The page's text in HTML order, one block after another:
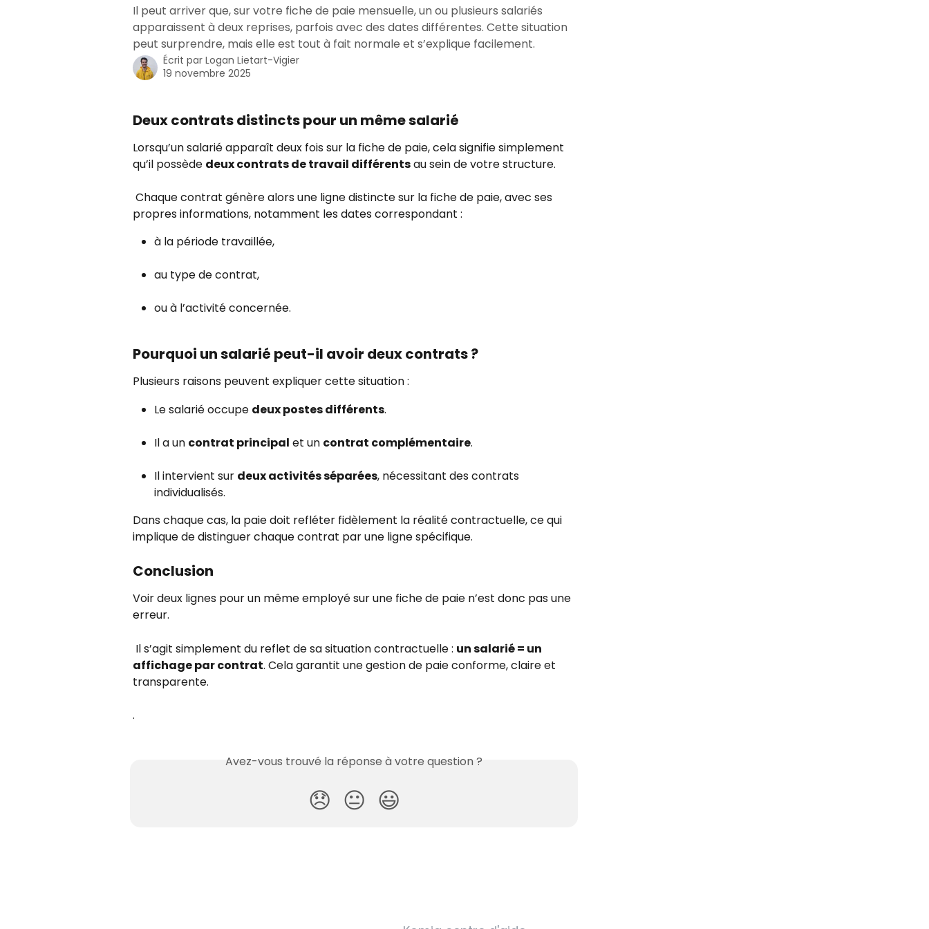
Il peut arriver que, sur votre fiche de paie mensuelle, un ou plusieurs salariés
apparaissent à deux reprises, parfois avec des dates différentes. Cette situation
peut surprendre, mais elle est tout à fait normale et s’explique facilement.
Écrit par Logan Lietart-Vigier
19 novembre 2025
Deux contrats distincts pour un même salarié
Lorsqu’un salarié apparaît deux fois sur la fiche de paie, cela signifie simplement
qu’il possède deux contrats de travail différents au sein de votre structure.
propres informations, notamment les dates correspondant :
à la période travaillée,
au type de contrat,
ou à l’activité concernée.
Pourquoi un salarié peut-il avoir deux contrats ?
Plusieurs raisons peuvent expliquer cette situation :
Le salarié occupe deux postes différents.
Il a un contrat principal et un contrat complémentaire.
Il intervient sur deux activités séparées, nécessitant des contrats
individualisés.
Dans chaque cas, la paie doit refléter fidèlement la réalité contractuelle, ce qui
implique de distinguer chaque contrat par une ligne spécifique.
Conclusion
Voir deux lignes pour un même employé sur une fiche de paie n’est donc pas une
erreur.
Il s’agit simplement du reflet de sa situation contractuelle : un salarié = un
affichage par contrat. Cela garantit une gestion de paie conforme, claire et
transparente.
.
Avez-vous trouvé la réponse à votre question ?
😞 😐 😃